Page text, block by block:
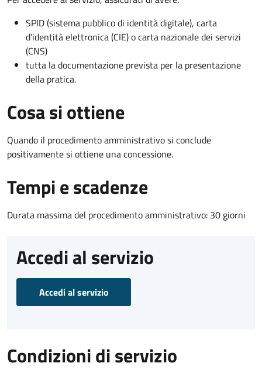
SPID (sistema pubblico di identità digitale), carta
d’identità elettronica (CIE) o carta nazionale dei servizi
(CNS)
tutta la documentazione prevista per la presentazione
della pratica.
Cosa si ottiene
Quando il procedimento amministrativo si conclude
positivamente si ottiene una concessione.
Tempi e scadenze
Durata massima del procedimento amministrativo: 30 giorni
Accedi al servizio
Accedi al servizio
Condizioni di servizio